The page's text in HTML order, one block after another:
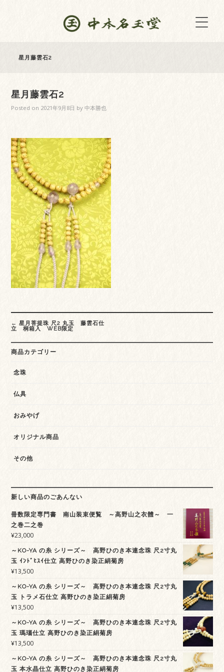
星月藤雲石2
星月藤雲石2
Posted on 2021年9月8日 by中本勝也
Post
navigation
← 星月菩提珠 尺2 丸玉 藤雲石仕
立 桐箱入 WEB限定
商品カテゴリー
念珠
仏具
おみやげ
オリジナル商品
その他
新しい商品のごあんない
冊数限定専門書 南山装束便覧 ～高野山之衣體～ 一
之巻二之巻
¥23,000
～KO-YA の糸 シリーズ～ 高野ひのき本連念珠 尺2寸丸
玉 ｲﾝﾄﾞﾋｽｲ仕立 高野ひのき染正絹菊房
¥13,500
～KO-YA の糸 シリーズ～ 高野ひのき本連念珠 尺2寸丸
玉 トラメ石仕立 高野ひのき染正絹菊房
¥13,500
～KO-YA の糸 シリーズ～ 高野ひのき本連念珠 尺2寸丸
玉 瑪瑙仕立 高野ひのき染正絹菊房
¥13,500
～KO-YA の糸 シリーズ～ 高野ひのき本連念珠 尺2寸丸
玉 本水晶仕立 高野ひのき染正絹菊房